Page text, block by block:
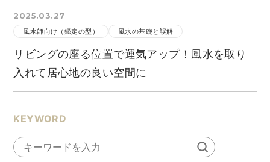
2025.03.27
風水師向け（鑑定の型） 風水の基礎と誤解
リビングの座る位置で運気アップ！風水を取り
入れて居心地の良い空間に
KEYWORD